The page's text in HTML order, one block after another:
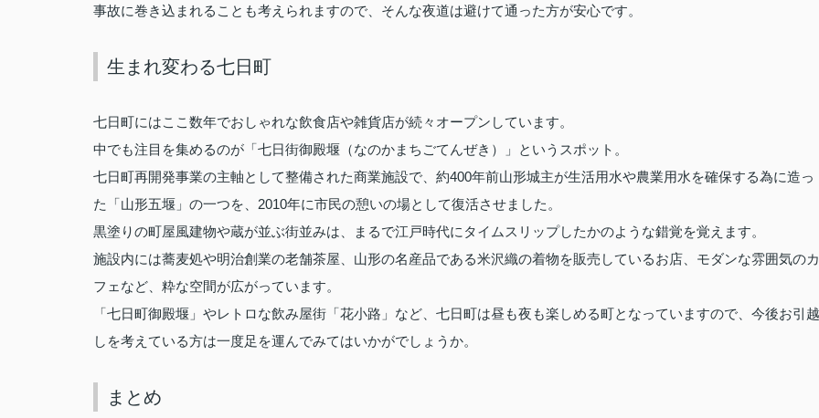
事故に巻き込まれることも考えられますので、そんな夜道は避けて通った方が安心です。
生まれ変わる七日町
七日町にはここ数年でおしゃれな飲食店や雑貨店が続々オープンしています。
中でも注目を集めるのが「七日街御殿堰（なのかまちごてんぜき）」というスポット。
七日町再開発事業の主軸として整備された商業施設で、約400年前山形城主が生活用水や農業用水を確保する為に造っ
た「山形五堰」の一つを、 2010年に市民の憩いの場として復活させました。
黒塗りの町屋風建物や蔵が並ぶ街並みは、まるで江戸時代にタイムスリップしたかのような錯覚を覚えます。
施設内には蕎麦処や明治創業の老舗茶屋、山形の名産品である米沢織の着物を販売しているお店、モダンな雰囲気のカ
フェなど、粋な空間が広がっています。
「七日町御殿堰」やレトロな飲み屋街「花小路」など、七日町は昼も夜も楽しめる町となっていますので、今後お引越
しを考えている方は一度足を運んでみてはいかがでしょうか。
まとめ